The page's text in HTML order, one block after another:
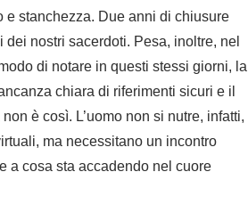
stanchezza. Due anni di chiusure
nostri sacerdoti. Pesa, inoltre, nel
di notare in questi stessi giorni, la
chiara di riferimenti sicuri e il
è così. L’uomo non si nutre, infatti,
ma necessitano un incontro
a cosa sta accadendo nel cuore